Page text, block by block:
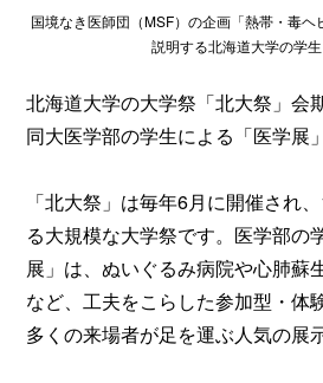
国境なき医師団（MSF）の企画「熱帯・毒
説明する北海道大学の学
北海道大学の大学祭「北大祭」会
同大医学部の学生による「医学展
「北大祭」は毎年6月に開催され
る大規模な大学祭です。医学部の
展」は、ぬいぐるみ病院や心肺蘇
など、工夫をこらした参加型・体
多くの来場者が足を運ぶ人気の展